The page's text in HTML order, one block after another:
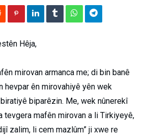
Hêja,
mirovan armanca me; di bin banê
hevpar ên mirovahiyê yên wek
biparêzin. Me, wek nûnerekî
tevgera mafên mirovan a li Tirkiyeyê,
zalim, li cem mazlûm” ji xwe re